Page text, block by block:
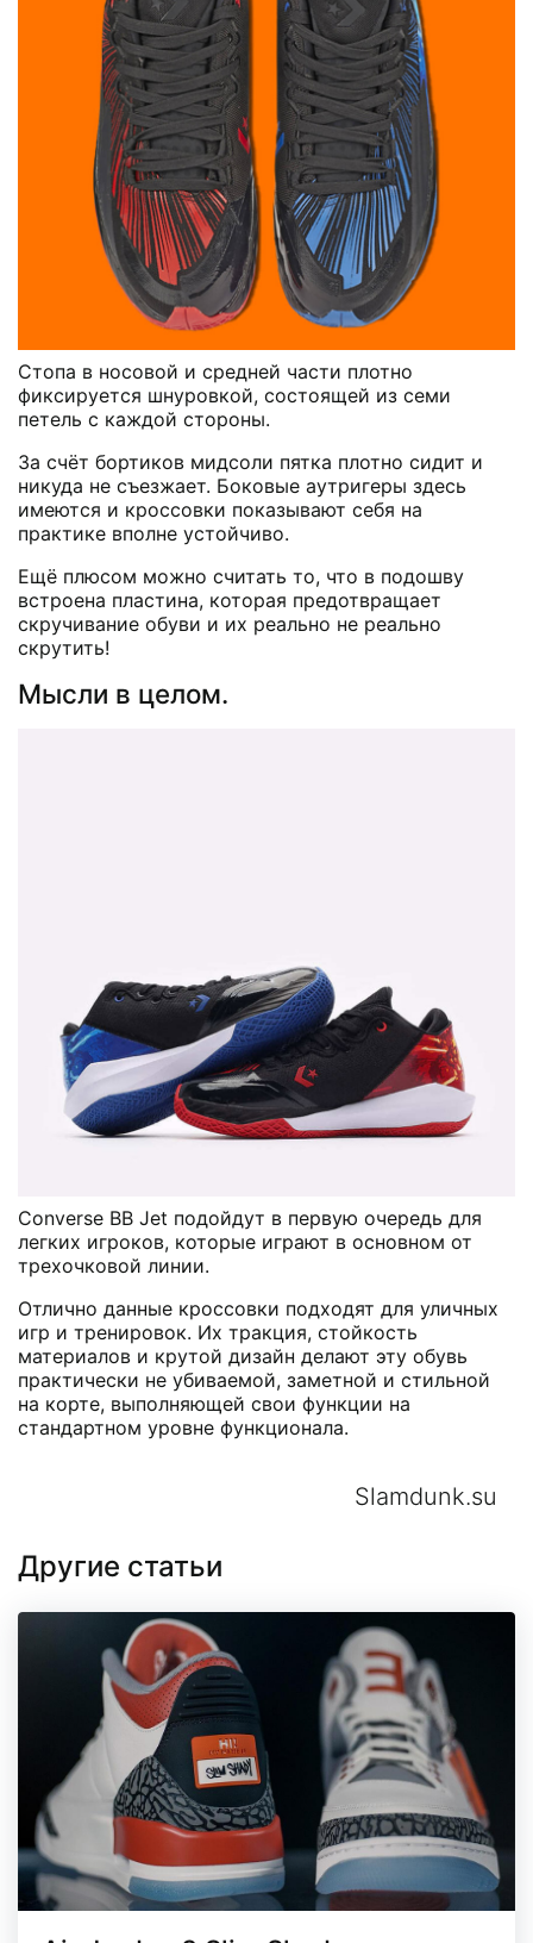
Стопа в носовой и средней части плотно
фиксируется шнуровкой, состоящей из семи
петель с каждой стороны.
За счёт бортиков мидсоли пятка плотно сидит и
никуда не съезжает. Боковые аутригеры здесь
имеются и кроссовки показывают себя на
практике вполне устойчиво.
Ещё плюсом можно считать то, что в подошву
встроена пластина, которая предотвращает
скручивание обуви и их реально не реально
скрутить!
Мысли в целом.
Converse BB Jet подойдут в первую очередь для
легких игроков, которые играют в основном от
трехочковой линии.
Отлично данные кроссовки подходят для уличных
игр и тренировок. Их тракция, стойкость
материалов и крутой дизайн делают эту обувь
практически не убиваемой, заметной и стильной
на корте, выполняющей свои функции на
стандартном уровне функционала.
Slamdunk.su
Другие статьи